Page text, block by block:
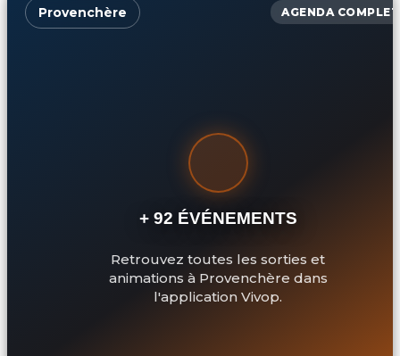
Provenchère AGENDA COMPLET
+ 92 ÉVÉNEMENTS
Retrouvez toutes les sorties et
animations à Provenchère dans
l'application Vivop.